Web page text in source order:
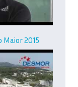
Maior 2015